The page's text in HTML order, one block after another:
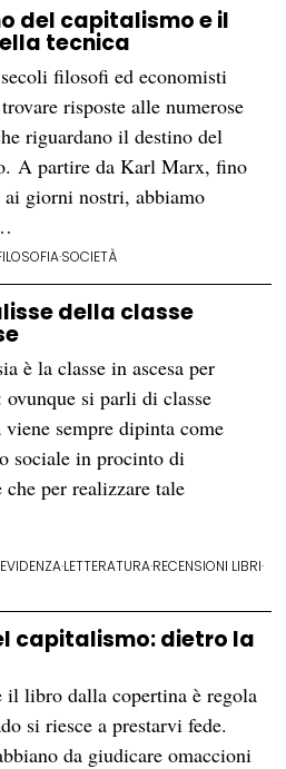
del capitalismo e il
tecnica
filosofi ed economisti
risposte alle numerose
riguardano il destino del
A partire da Karl Marx, fino
ai giorni nostri, abbiamo
·SOCIETÀ
della classe
è la classe in ascesa per
ovunque si parli di classe
viene sempre dipinta come
sociale in procinto di
che per realizzare tale
EVIDENZA·LETTERATURA·RECENSIONI LIBRI·
capitalismo: dietro la
il libro dalla copertina è regola
si riesce a prestarvi fede.
da giudicare omaccioni